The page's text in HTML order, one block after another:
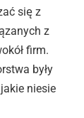
się z
z
firm.
były
niesie